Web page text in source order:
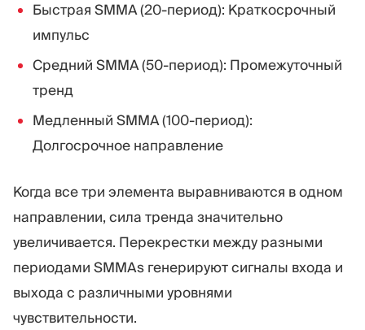
Быстрая SMMA (20-период): Краткосрочный
импульс
Средний SMMA (50-период): Промежуточный
тренд
Медленный SMMA (100-период):
Долгосрочное направление
Когда все три элемента выравниваются в одном
направлении, сила тренда значительно
увеличивается. Перекрестки между разными
периодами SMMAs генерируют сигналы входа и
выхода с различными уровнями
чувствительности.